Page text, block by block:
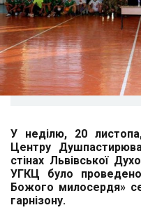
У неділю, 20
Центру
стінах Львівської
УГКЦ було
Божого милосердя»
гарнізону.